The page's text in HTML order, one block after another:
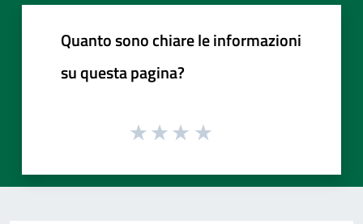
Quanto sono chiare le informazioni
su questa pagina?